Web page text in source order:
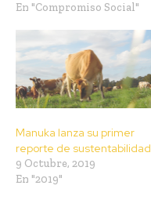
En "Compromiso Social"
Manuka lanza su primer
reporte de sustentabilidad
9 Octubre, 2019
En "2019"